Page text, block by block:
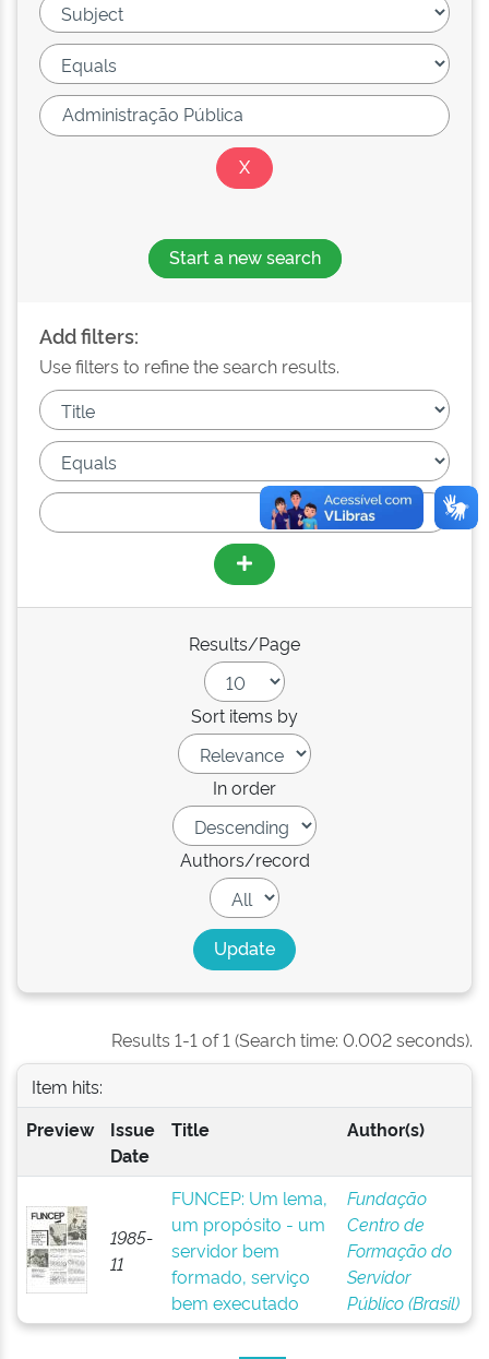
Start a new search
Add filters:
Use filters to refine the search results.
Results/Page
Sort items by
In order
Authors/record
Results 1-1 of 1 (Search time: 0.002 seconds).
Item hits:
Preview
Issue
Date
Title Author(s)
1985-
11
FUNCEP: Um lema,
um propósito - um
servidor bem
formado, serviço
bem executado
Fundação
Centro de
Formação do
Servidor
Público (Brasil)